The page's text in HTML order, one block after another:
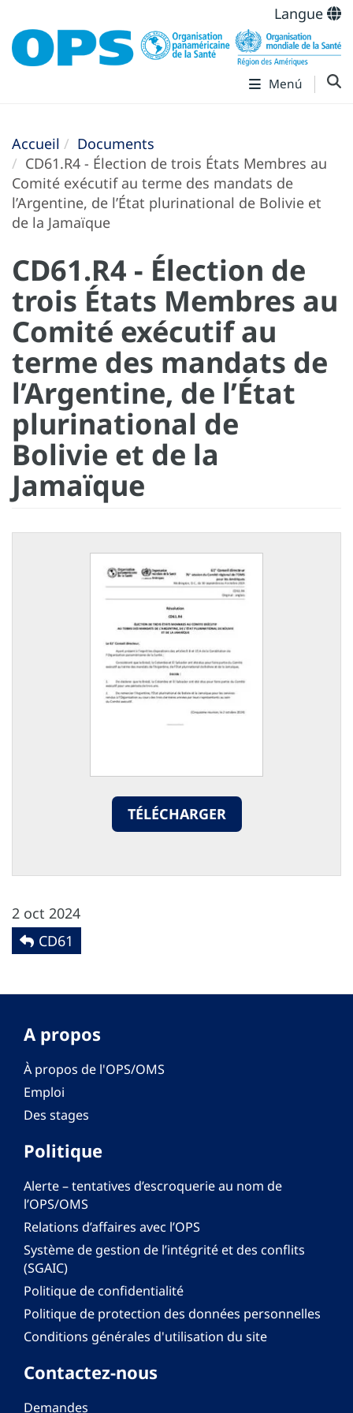
Langue
Menú
Accueil
Documents
CD61.R4 - Élection de trois États Membres au
Comité exécutif au terme des mandats de
l’Argentine, de l’État plurinational de Bolivie et
de la Jamaïque
CD61.R4 - Élection de
trois États Membres au
Comité exécutif au
terme des mandats de
l’Argentine, de l’État
plurinational de
Bolivie et de la
Jamaïque
TÉLÉCHARGER
2 oct 2024
CD61
A propos
À propos de l'OPS/OMS
Emploi
Des stages
Politique
Alerte – tentatives d’escroquerie au nom de
l’OPS/OMS
Relations d’affaires avec l’OPS
Système de gestion de l’intégrité et des conflits
(SGAIC)
Politique de confidentialité
Politique de protection des données personnelles
Conditions générales d'utilisation du site
Contactez-nous
Demandes